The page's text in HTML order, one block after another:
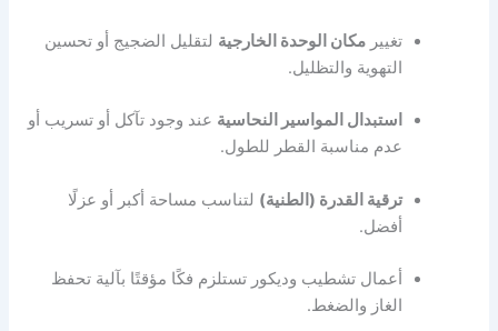
تغييرمكان الوحدة الخارجية لتقليل الضجيج أو تحسين
التهوية والتظليل.
استبدال المواسير النحاسية عند وجود تآكل أو تسريب أو
عدم مناسبة القطر للطول.
ترقية القدرة (الطنية) لتناسب مساحة أكبر أو عزلًا
أفضل.
أعمال تشطيب وديكور تستلزم فكًا مؤقتًا بآلية تحفظ
الغاز والضغط.